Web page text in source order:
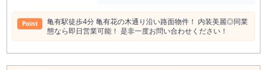
Point
亀有駅徒歩4分 亀有花の木通り沿い路面物件！ 内装美麗◎同業
態なら即日営業可能！ 是非一度お問い合わせください！